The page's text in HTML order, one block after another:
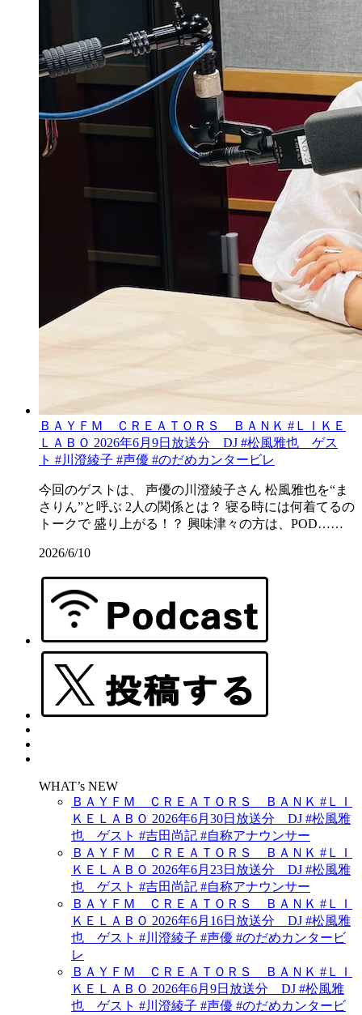
ＢＡＹＦＭ ＣＲＥＡＴＯＲＳ ＢＡＮＫ #ＬＩＫＥ
ＬＡＢＯ 2026年6月9日放送分 DJ #松風雅也 ゲス
ト #川澄綾子 #声優 #のだめカンタービレ
今回のゲストは、 声優の川澄綾子さん 松風雅也を“ま
さりん”と呼ぶ 2人の関係とは？ 寝る時には何着てるの
トークで 盛り上がる！？ 興味津々の方は、POD……
2026/6/10
WHAT’s NEW
ＢＡＹＦＭ ＣＲＥＡＴＯＲＳ ＢＡＮＫ #ＬＩ
ＫＥＬＡＢＯ 2026年6月30日放送分 DJ #松風雅
也 ゲスト #吉田尚記 #自称アナウンサー
ＢＡＹＦＭ ＣＲＥＡＴＯＲＳ ＢＡＮＫ #ＬＩ
ＫＥＬＡＢＯ 2026年6月23日放送分 DJ #松風雅
也 ゲスト #吉田尚記 #自称アナウンサー
ＢＡＹＦＭ ＣＲＥＡＴＯＲＳ ＢＡＮＫ #ＬＩ
ＫＥＬＡＢＯ 2026年6月16日放送分 DJ #松風雅
也 ゲスト #川澄綾子 #声優 #のだめカンタービ
レ
ＢＡＹＦＭ ＣＲＥＡＴＯＲＳ ＢＡＮＫ #ＬＩ
ＫＥＬＡＢＯ 2026年6月9日放送分 DJ #松風雅
也 ゲスト #川澄綾子 #声優 #のだめカンタービ